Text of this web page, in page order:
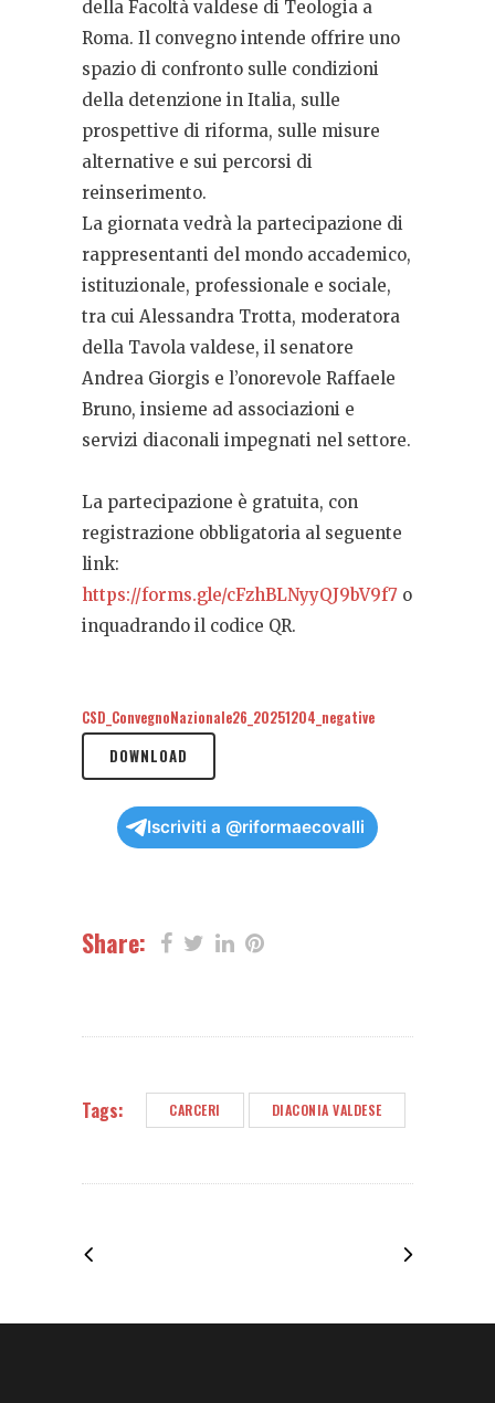
della Facoltà valdese di Teologia a
Roma. Il convegno intende offrire uno
spazio di confronto sulle condizioni
della detenzione in Italia, sulle
prospettive di riforma, sulle misure
alternative e sui percorsi di
reinserimento.
La giornata vedrà la partecipazione di
rappresentanti del mondo accademico,
istituzionale, professionale e sociale,
tra cui Alessandra Trotta, moderatora
della Tavola valdese, il senatore
Andrea Giorgis e l’onorevole Raffaele
Bruno, insieme ad associazioni e
servizi diaconali impegnati nel settore.
La partecipazione è gratuita, con
registrazione obbligatoria al seguente
link:
https://forms.gle/cFzhBLNyyQJ9bV9f7 o
inquadrando il codice QR.
CSD_ConvegnoNazionale26_20251204_negative
DOWNLOAD
Iscriviti a @riformaecovalli
Share:
Tags: CARCERI DIACONIA VALDESE